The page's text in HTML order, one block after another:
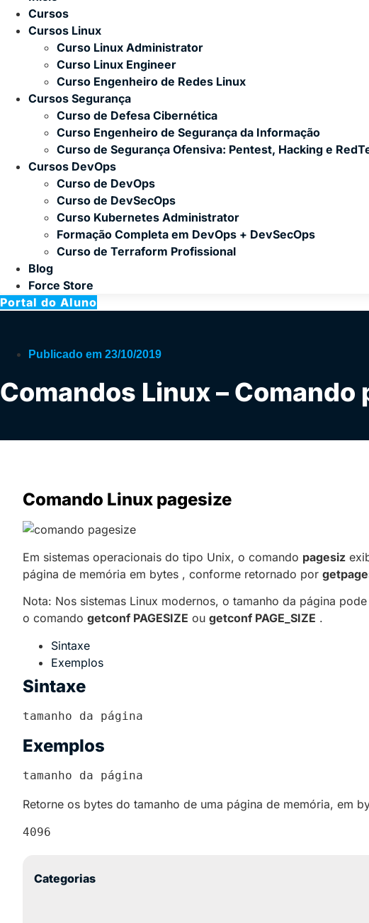
Cursos
Cursos Linux
Curso Linux Administrator
Curso Linux Engineer
Curso Engenheiro de Redes Linux
Cursos Segurança
Curso de Defesa Cibernética
Curso Engenheiro de Segurança da Informação
Curso de Segurança Ofensiva: Pentest, Hacking e
Cursos DevOps
Curso de DevOps
Curso de DevSecOps
Curso Kubernetes Administrator
Formação Completa em DevOps + DevSecOps
Curso de Terraform Profissional
Blog
Force Store
Portal do Aluno
Publicado em 23/10/2019
Comandos Linux – Comando
Comando Linux pagesize
Em sistemas operacionais do tipo Unix, o comando pagesiz
página de memória em bytes , conforme retornado por
Nota: Nos sistemas Linux modernos, o tamanho da página
o comando getconf PAGESIZE ou getconf PAGE_SIZE .
Sintaxe
Exemplos
Sintaxe
tamanho da página
Exemplos
tamanho da página
Retorne os bytes do tamanho de uma página de memória, em
4096
Categorias